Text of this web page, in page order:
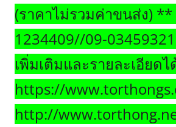
(ราคาไม่รวมค่าขนส่ง) **
1234409//09-
เพิ่มเติมและรายละเอียด
https://
http://